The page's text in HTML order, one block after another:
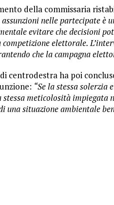
della commissaria
assunzioni nelle partecipate è
evitare che decisioni
elettorale.
che la campagna
centrodestra ha poi
“Se la stessa solerzia
meticolosità impiegata
una situazione ambientale